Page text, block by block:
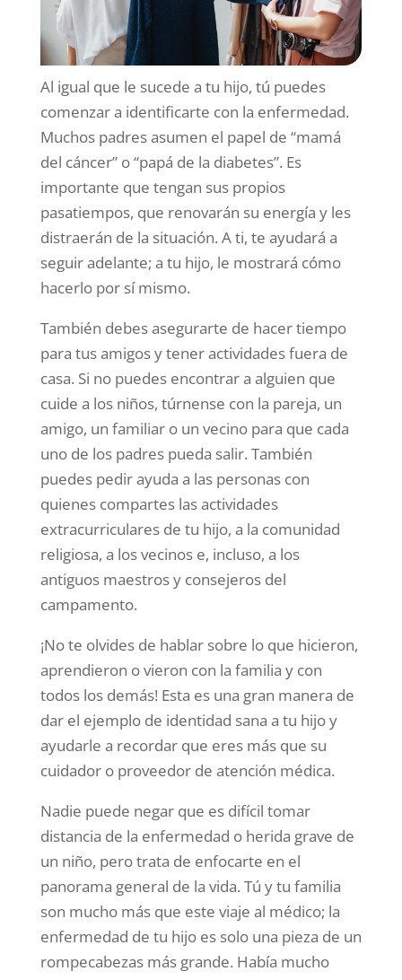
Al igual que le sucede a tu hijo, tú puedes
comenzar a identificarte con la enfermedad.
Muchos padres asumen el papel de “mamá
del cáncer” o “papá de la diabetes”. Es
importante que tengan sus propios
pasatiempos, que renovarán su energía y les
distraerán de la situación. A ti, te ayudará a
seguir adelante; a tu hijo, le mostrará cómo
hacerlo por sí mismo.
También debes asegurarte de hacer tiempo
para tus amigos y tener actividades fuera de
casa. Si no puedes encontrar a alguien que
cuide a los niños, túrnense con la pareja, un
amigo, un familiar o un vecino para que cada
uno de los padres pueda salir. También
puedes pedir ayuda a las personas con
quienes compartes las actividades
extracurriculares de tu hijo, a la comunidad
religiosa, a los vecinos e, incluso, a los
antiguos maestros y consejeros del
campamento.
¡No te olvides de hablar sobre lo que hicieron,
aprendieron o vieron con la familia y con
todos los demás! Esta es una gran manera de
dar el ejemplo de identidad sana a tu hijo y
ayudarle a recordar que eres más que su
cuidador o proveedor de atención médica.
Nadie puede negar que es difícil tomar
distancia de la enfermedad o herida grave de
un niño, pero trata de enfocarte en el
panorama general de la vida. Tú y tu familia
son mucho más que este viaje al médico; la
enfermedad de tu hijo es solo una pieza de un
rompecabezas más grande. Había mucho